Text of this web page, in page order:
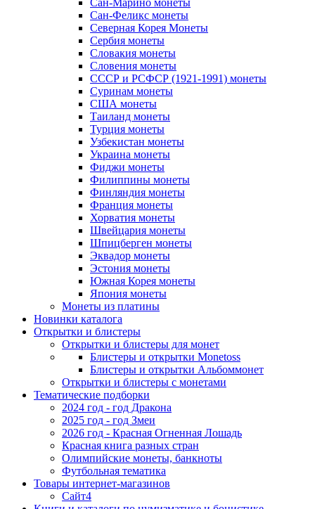
Сан-Марино монеты
Сан-Феликс монеты
Северная Корея Монеты
Сербия монеты
Словакия монеты
Словения монеты
СССР и РСФСР (1921-1991) монеты
Суринам монеты
США монеты
Таиланд монеты
Турция монеты
Узбекистан монеты
Украина монеты
Фиджи монеты
Филиппины монеты
Финляндия монеты
Франция монеты
Хорватия монеты
Швейцария монеты
Шпицберген монеты
Эквадор монеты
Эстония монеты
Южная Корея монеты
Япония монеты
Монеты из платины
Новинки каталога
Открытки и блистеры
Открытки и блистеры для монет
Блистеры и открытки Monetoss
Блистеры и открытки Альбоммонет
Открытки и блистеры с монетами
Тематические подборки
2024 год - год Дракона
2025 год - год Змеи
2026 год - Красная Огненная Лошадь
Красная книга разных стран
Олимпийские монеты, банкноты
Футбольная тематика
Товары интернет-магазинов
Сайт4